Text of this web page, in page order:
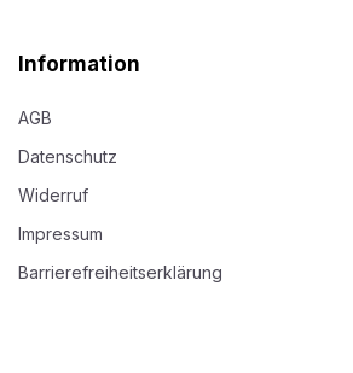
Information
AGB
Datenschutz
Widerruf
Impressum
Barrierefreiheitserklärung